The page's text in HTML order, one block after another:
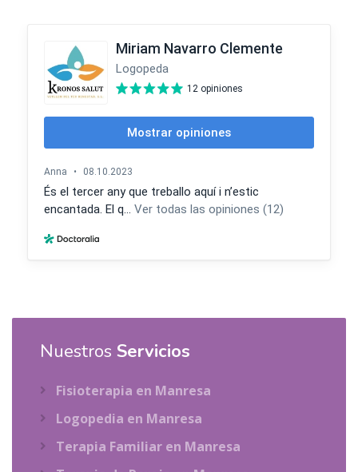
Nuestros Servicios
Fisioterapia en Manresa
Logopedia en Manresa
Terapia Familiar en Manresa